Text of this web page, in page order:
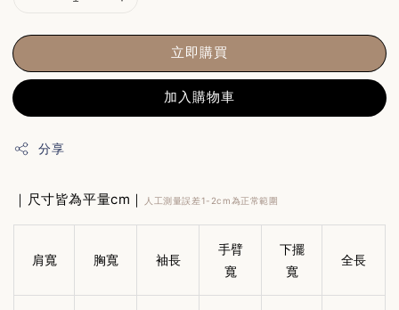
立即購買
加入購物車
分享
｜尺寸皆為平量cm｜ 人工測量誤差1-2cm為正常範圍
肩寬 胸寬 袖長
手臂
寬
下擺
寬
全長